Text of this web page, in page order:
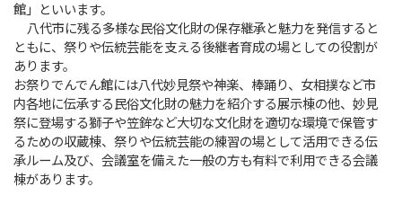
館」といいます。
八代市に残る多様な民俗文化財の保存継承と魅力を発信すると
ともに、祭りや伝統芸能を支える後継者育成の場としての役割が
あります。
お祭りでんでん館には八代妙見祭や神楽、棒踊り、女相撲など市
内各地に伝承する民俗文化財の魅力を紹介する展示棟の他、妙見
祭に登場する獅子や笠鉾など大切な文化財を適切な環境で保管す
るための収蔵棟、祭りや伝統芸能の練習の場として活用できる伝
承ルーム及び、会議室を備えた一般の方も有料で利用できる会議
棟があります。